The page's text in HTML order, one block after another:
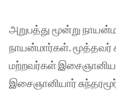
அறுபத்து மூன்று
நாயன்மார்கள்.
மற்றவர்கள்
இசைஞானியார்